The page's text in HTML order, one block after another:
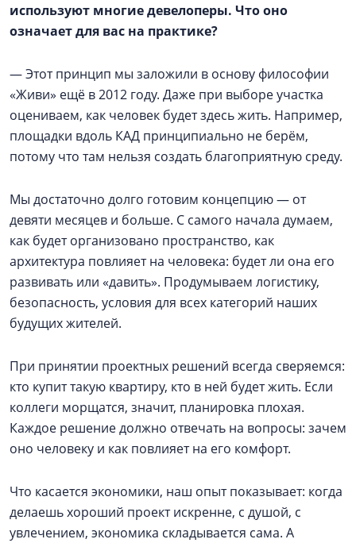
используют многие девелоперы. Что оно
означает для вас на практике?
— Этот принцип мы заложили в основу философии
«Живи» ещё в 2012 году. Даже при выборе участка
оцениваем, как человек будет здесь жить. Например,
площадки вдоль КАД принципиально не берём,
потому что там нельзя создать благоприятную среду.
Мы достаточно долго готовим концепцию — от
девяти месяцев и больше. С самого начала думаем,
как будет организовано пространство, как
архитектура повлияет на человека: будет ли она его
развивать или «давить». Продумываем логистику,
безопасность, условия для всех категорий наших
будущих жителей.
При принятии проектных решений всегда сверяемся:
кто купит такую квартиру, кто в ней будет жить. Если
коллеги морщатся, значит, планировка плохая.
Каждое решение должно отвечать на вопросы: зачем
оно человеку и как повлияет на его комфорт.
Что касается экономики, наш опыт показывает: когда
делаешь хороший проект искренне, с душой, с
увлечением, экономика складывается сама. А